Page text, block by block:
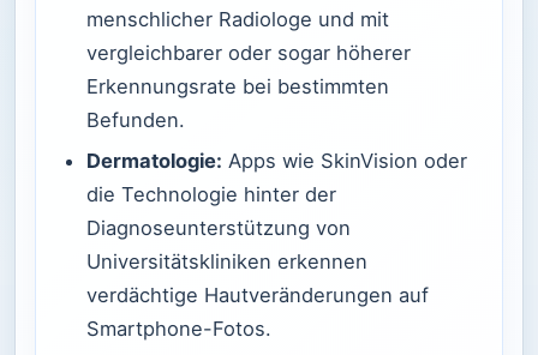
menschlicher Radiologe und mit
vergleichbarer oder sogar höherer
Erkennungsrate bei bestimmten
Befunden.
Dermatologie: Apps wie SkinVision oder
die Technologie hinter der
Diagnoseunterstützung von
Universitätskliniken erkennen
verdächtige Hautveränderungen auf
Smartphone-Fotos.